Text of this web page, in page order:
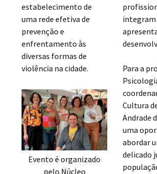
estabelecimento de
uma rede efetiva de
prevenção e
enfrentamento às
diversas formas de
violência na cidade.
Evento é organizado
pelo Núcleo
integram
Para a
Cultura
Andrade
uma
abordar
delicado